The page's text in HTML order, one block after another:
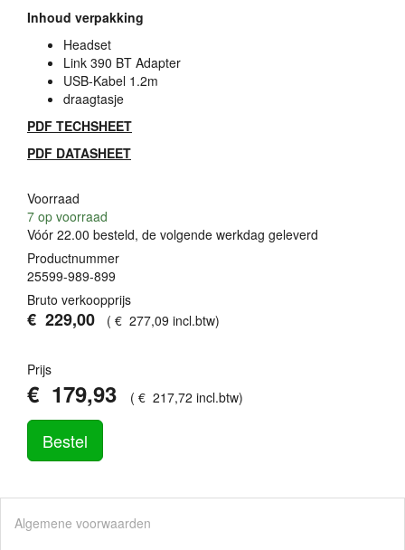
Inhoud verpakking
Headset
Link 390 BT Adapter
USB-Kabel 1.2m
draagtasje
PDF TECHSHEET
PDF DATASHEET
Voorraad
7 op voorraad
Vóór 22.00 besteld, de volgende werkdag geleverd
Productnummer
25599-989-899
Bruto verkoopprijs
€ 229,00 ( € 277,09 incl.btw)
Prijs
€ 179,93 ( € 217,72 incl.btw)
Bestel
Algemene voorwaarden